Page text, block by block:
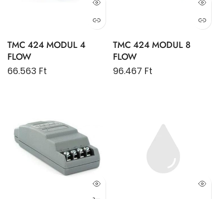
TMC 424 MODUL 4
FLOW
66.563 Ft
TMC 424 MODUL 8
FLOW
96.467 Ft